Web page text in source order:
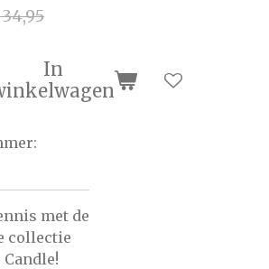
In
met de
collectie
Candle!